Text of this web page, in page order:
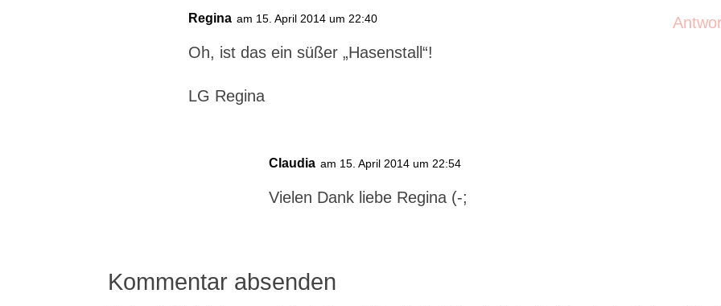
Regina am 15. April 2014 um 22:40
Oh, ist das ein süßer „Hasenstall“!
LG Regina
Claudia am 15. April 2014 um 22:54
Vielen Dank liebe Regina (-;
Kommentar absenden